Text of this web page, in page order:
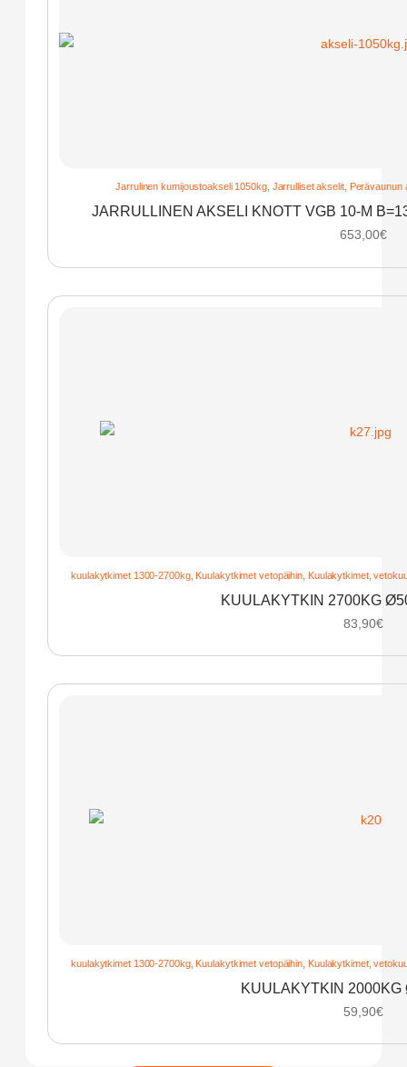
Jarrulinen kumijoustoakseli 1050kg, Jarrulliset akselit, Perävaunun
JARRULLINEN AKSELI KNOTT VGB 10-M
653,00€
kuulakytkimet 1300-2700kg, Kuulakytkimet vetopäihin Kuulakytkimet,
KUULAKYTKIN 2700KG
83,90€
kuulakytkimet 1300-2700kg, Kuulakytkimet vetopäihin Kuulakytkimet,
KUULAKYTKIN
59,90€